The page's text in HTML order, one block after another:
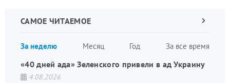
САМОЕ ЧИТАЕМОЕ
За неделю Месяц Год За все время
Следующая
«40 дней ада» Зеленского привели в ад Украину
4.08.2026